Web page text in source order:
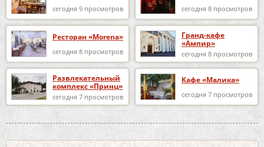
сегодня 9 просмотров сегодня 8 просмотров
Ресторан «Morena»
сегодня 8 просмотров
Гранд-кафе
«Ампир»
сегодня 8 просмотров
Развлекательный
комплекс «Принц»
сегодня 7 просмотров
Кафе «Малика»
сегодня 7 просмотров